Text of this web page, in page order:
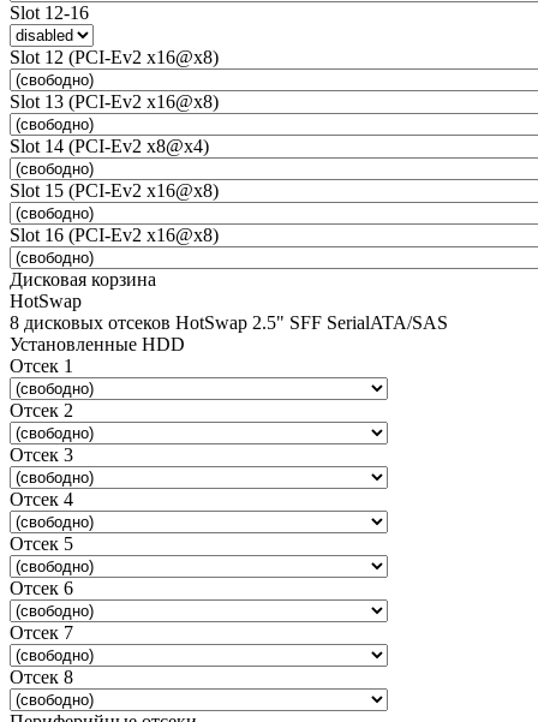
Slot 12-16
Slot 12 (PCI-Ev2 x16@x8)
Slot 13 (PCI-Ev2 x16@x8)
Slot 14 (PCI-Ev2 x8@x4)
Slot 15 (PCI-Ev2 x16@x8)
Slot 16 (PCI-Ev2 x16@x8)
Дисковая корзина
HotSwap
8 дисковых отсеков HotSwap 2.5" SFF SerialATA/SAS
Установленные HDD
Отсек 1
Отсек 2
Отсек 3
Отсек 4
Отсек 5
Отсек 6
Отсек 7
Отсек 8